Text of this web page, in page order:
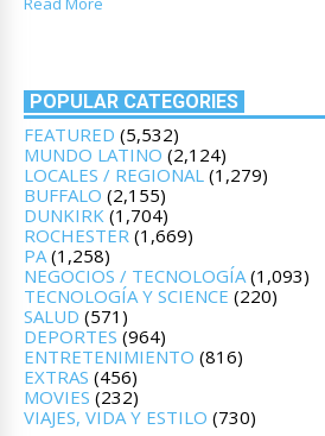
POPULAR CATEGORIES
FEATURED (5,532)
MUNDO LATINO (2,124)
LOCALES / REGIONAL (1,279)
BUFFALO (2,155)
DUNKIRK (1,704)
ROCHESTER (1,669)
PA(1,258)
NEGOCIOS / TECNOLOGÍA(1,093)
TECNOLOGÍA Y SCIENCE (220)
SALUD (571)
DEPORTES (964)
ENTRETENIMIENTO (816)
EXTRAS (456)
MOVIES (232)
VIAJES, VIDA Y ESTILO (730)